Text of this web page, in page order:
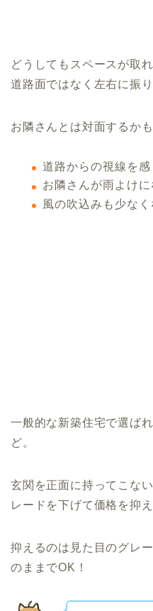
どうしてもスペースが取
道路面ではなく左右に振り
お隣さんとは対面するか
道路からの視線を感
お隣さんが雨よけ
風の吹込みも少なく
一般的な新築住宅で選ば
ど。
玄関を正面に持ってこな
レードを下げて価格を抑え
抑えるのは見た目のグレ
のままでOK！